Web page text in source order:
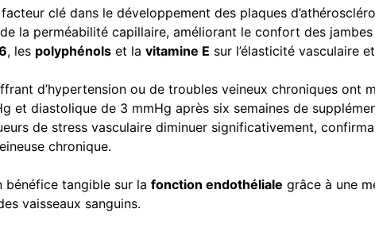
facteur clé dans le développement des plaques
la perméabilité capillaire, améliorant le confort des
, les polyphénols et la vitamine E sur l’élasticité vasculaire
d’hypertension ou de troubles veineux chroniques ont
et diastolique de 3 mmHg après six semaines de
de stress vasculaire diminuer significativement,
chronique.
tangible sur la fonction endothéliale grâce à une
vaisseaux sanguins.